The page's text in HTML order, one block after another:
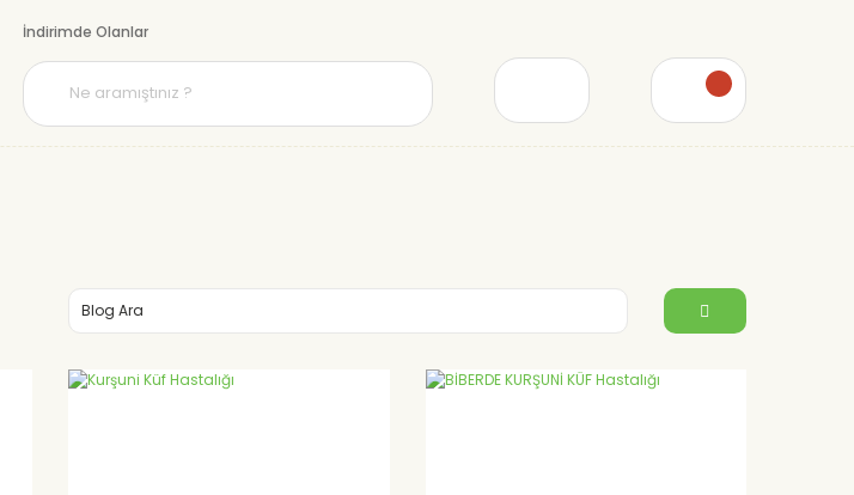
İndirimde Olanlar